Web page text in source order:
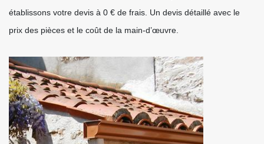
établissons votre devis à 0 € de frais. Un devis détaillé avec le
prix des pièces et le coût de la main-d’œuvre.